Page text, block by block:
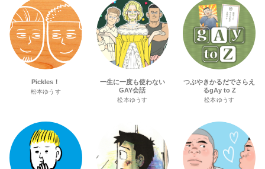
Pickles！
松本ゆうす
一生に一度も使わない
GAY会話
松本ゆうす
つぶやきかるだでさらえ
るgAy to Z
松本ゆうす